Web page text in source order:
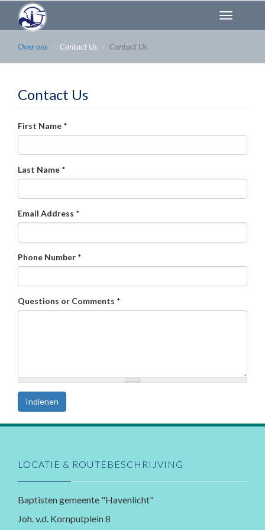
Overslaan
naar
inhoud
gaan
Over ons
Contact Us Contact Us
Contact Us
First Name *
Last Name *
Email Address *
Phone Number *
Questions or Comments *
Indienen
LOCATIE & ROUTEBESCHRIJVING
Baptisten gemeente "Havenlicht"
Joh. v.d. Kornputplein 8